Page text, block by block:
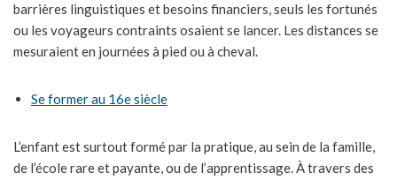
barrières linguistiques et besoins financiers, seuls les fortunés
ou les voyageurs contraints osaient se lancer. Les distances se
mesuraient en journées à pied ou à cheval.
Se former au 16e siècle
L’enfant est surtout formé par la pratique, au sein de la famille,
de l’école rare et payante, ou de l’apprentissage. À travers des